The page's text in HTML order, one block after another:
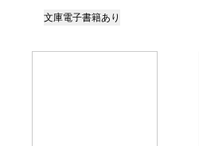
文庫電子書籍あり